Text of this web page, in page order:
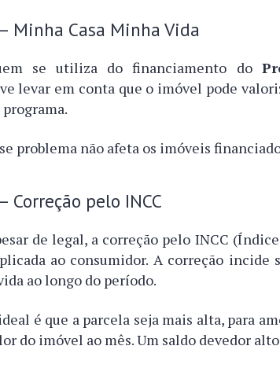
Minha Casa Minha Vida
se utiliza do financiamento do
levar em conta que o imóvel pode
programa.
problema não afeta os imóveis
Correção pelo INCC
de legal, a correção pelo INCC
ao consumidor. A correção incide
ao longo do período.
é que a parcela seja mais alta, para
do imóvel ao mês. Um saldo devedor